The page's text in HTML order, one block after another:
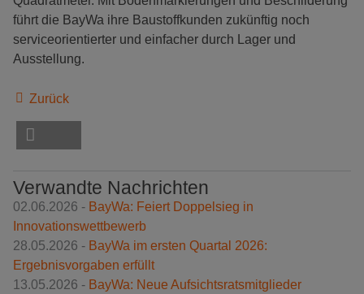
führt die BayWa ihre Baustoffkunden zukünftig noch
serviceorientierter und einfacher durch Lager und
Ausstellung.
Zurück
Verwandte Nachrichten
02.06.2026 - BayWa: Feiert Doppelsieg in
Innovationswettbewerb
28.05.2026 - BayWa im ersten Quartal 2026:
Ergebnisvorgaben erfüllt
13.05.2026 - BayWa: Neue Aufsichtsratsmitglieder